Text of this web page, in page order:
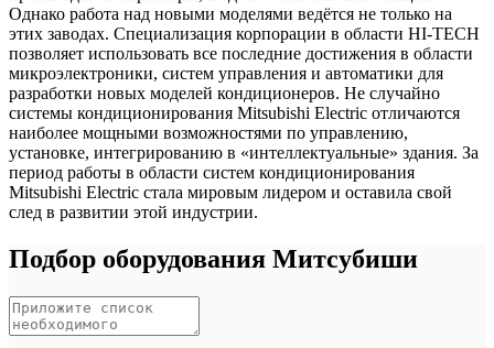
Однако работа над новыми моделями ведётся не только на
этих заводах. Специализация корпорации в области HI-TECH
позволяет использовать все последние достижения в области
микроэлектроники, систем управления и автоматики для
разработки новых моделей кондиционеров. Не случайно
системы кондиционирования Mitsubishi Electric отличаются
наиболее мощными возможностями по управлению,
установке, интегрированию в «интеллектуальные» здания. За
период работы в области систем кондиционирования
Mitsubishi Electric стала мировым лидером и оставила свой
след в развитии этой индустрии.
Подбор оборудования Митсубиши